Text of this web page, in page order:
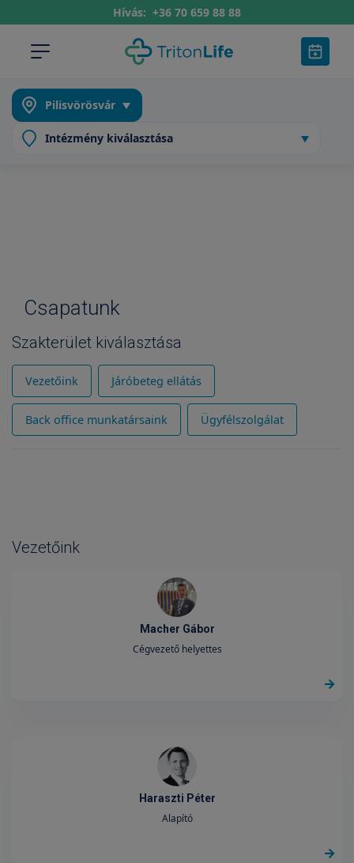
Hívás: +36 70 659 88 88
Csapatunk
Szakterület kiválasztása
Vezetőink Járóbeteg ellátás
Back office munkatársaink Ügyfélszolgálat
Vezetőink
Macher Gábor
Cégvezető helyettes
Haraszti Péter
Alapító